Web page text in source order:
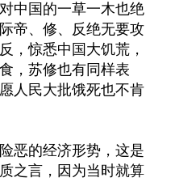
中国的一草一木也绝
帝、修、反绝无要攻
，惊悉中国大饥荒，
，苏修也有同样表
人民大批饿死也不肯
恶的经济形势，这是
之言，因为当时就算